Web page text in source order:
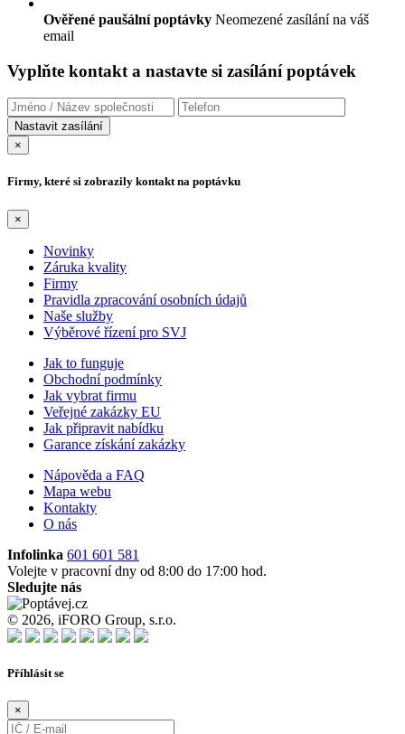
Ověřené paušální poptávky Neomezené zasílání na váš
email
Vyplňte kontakt a nastavte si zasílání poptávek
×
Firmy, které si zobrazily kontakt na poptávku
×
Novinky
Záruka kvality
Firmy
Pravidla zpracování osobních údajů
Naše služby
Výběrové řízení pro SVJ
Jak to funguje
Obchodní podmínky
Jak vybrat firmu
Veřejné zakázky EU
Jak připravit nabídku
Garance získání zakázky
Nápověda a FAQ
Mapa webu
Kontakty
O nás
Infolinka 601 601 581
Volejte v pracovní dny od 8:00 do 17:00 hod.
Sledujte nás
© 2026, iFORO Group, s.r.o.
Příhlásit se
×